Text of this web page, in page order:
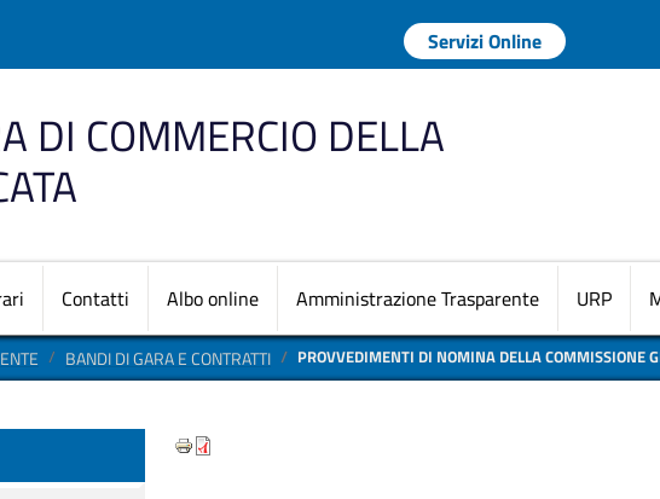
Menu profilo utente
Servizi Online
DI COMMERCIO DELLA
Navigazione
Contatti Albo online Amministrazione Trasparente URP
BANDI DI GARA E CONTRATTI PROVVEDIMENTI DI NOMINA DELLA COMMISSIONE